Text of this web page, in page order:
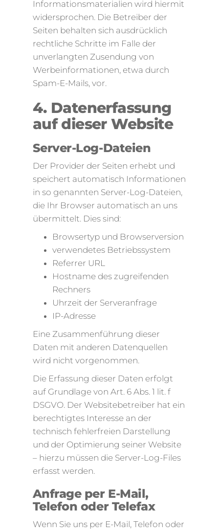
Informationsmaterialien wird hiermit
widersprochen. Die Betreiber der
Seiten behalten sich ausdrücklich
rechtliche Schritte im Falle der
unverlangten Zusendung von
Werbeinformationen, etwa durch
Spam-E-Mails, vor.
4. Datenerfassung
auf dieser Website
Server-Log-Dateien
Der Provider der Seiten erhebt und
speichert automatisch Informationen
in so genannten Server-Log-Dateien,
die Ihr Browser automatisch an uns
übermittelt. Dies sind:
Browsertyp und Browserversion
verwendetes Betriebssystem
Referrer URL
Hostname des zugreifenden
Rechners
Uhrzeit der Serveranfrage
IP-Adresse
Eine Zusammenführung dieser
Daten mit anderen Datenquellen
wird nicht vorgenommen.
Die Erfassung dieser Daten erfolgt
auf Grundlage von Art. 6 Abs. 1 lit. f
DSGVO. Der Websitebetreiber hat ein
berechtigtes Interesse an der
technisch fehlerfreien Darstellung
und der Optimierung seiner Website
– hierzu müssen die Server-Log-Files
erfasst werden.
Anfrage per E-Mail,
Telefon oder Telefax
Wenn Sie uns per E-Mail, Telefon oder